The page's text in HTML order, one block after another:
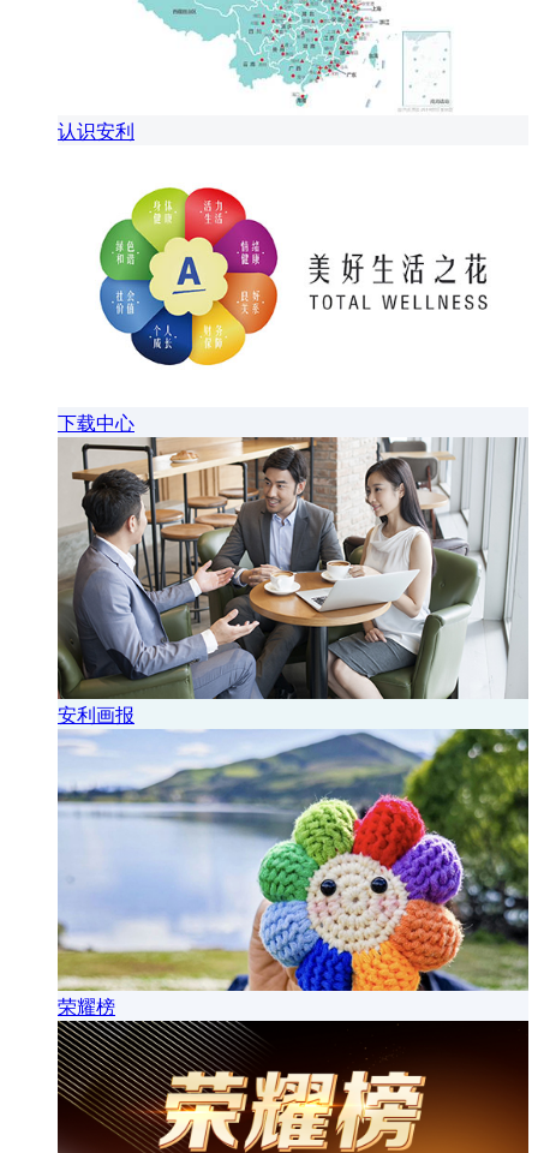
认识安利
下载中心
安利画报
荣耀榜